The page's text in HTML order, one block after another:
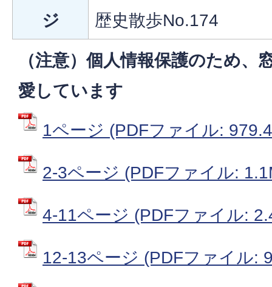
ジ
歴史散歩No.174
（注意）個人情報保護のため、
愛しています
1ページ (PDFファイル:
2-3ページ (PDFファイル:
4-11ページ (PDFファイル:
12-13ページ (PDFファイル: